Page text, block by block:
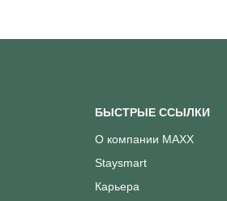
БЫСТРЫЕ ССЫЛКИ
О компании MAXX
Staysmart
Карьера